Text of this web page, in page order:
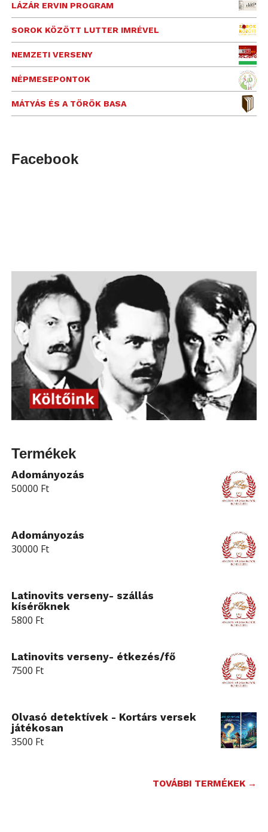
LÁZÁR ERVIN PROGRAM
SOROK KÖZÖTT LUTTER IMRÉVEL
NEMZETI VERSENY
NÉPMESEPONTOK
MÁTYÁS ÉS A TÖRÖK BASA
Facebook
Termékek
Adományozás
50000 Ft
Adományozás
30000 Ft
Latinovits verseny- szállás
kísérőknek
5800 Ft
Latinovits verseny- étkezés/fő
7500 Ft
Olvasó detektívek - Kortárs versek
játékosan
3500 Ft
TOVÁBBI TERMÉKEK →